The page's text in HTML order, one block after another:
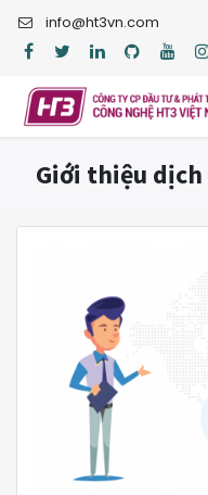
info@ht3vn.com
Giới thiệu dịch